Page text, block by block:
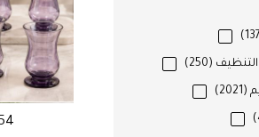
(250)
(2021)